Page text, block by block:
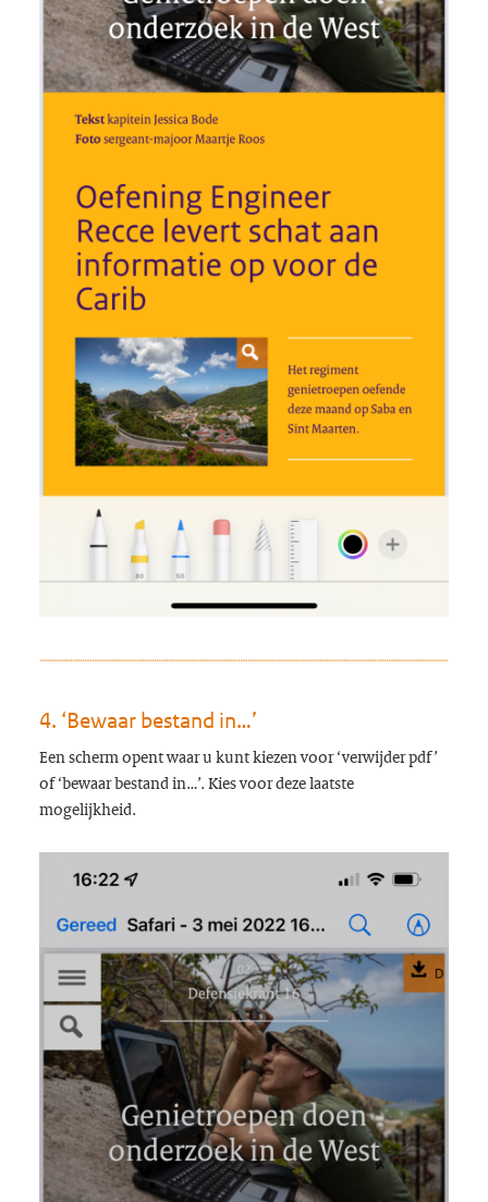
4. ‘Bewaar bestand in…’
Een scherm opent waar u kunt kiezen voor ‘verwijder pdf’
of ‘bewaar bestand in…’. Kies voor deze laatste
mogelijkheid.